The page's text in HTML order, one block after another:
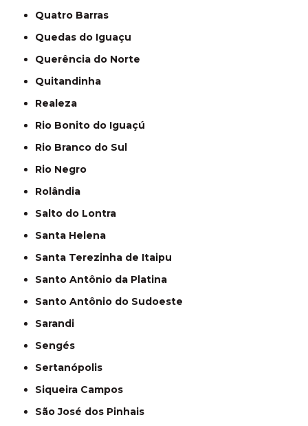
Quatro Barras
Quedas do Iguaçu
Querência do Norte
Quitandinha
Realeza
Rio Bonito do Iguaçú
Rio Branco do Sul
Rio Negro
Rolândia
Salto do Lontra
Santa Helena
Santa Terezinha de Itaipu
Santo Antônio da Platina
Santo Antônio do Sudoeste
Sarandi
Sengés
Sertanópolis
Siqueira Campos
São José dos Pinhais